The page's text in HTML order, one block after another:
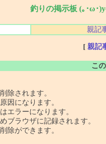
釣りの掲示板 (｡･ω･
親記
[ 親記
こ
除されます。
因になります。
エラーになります。
ブラウザに記録されます。
除ができます。